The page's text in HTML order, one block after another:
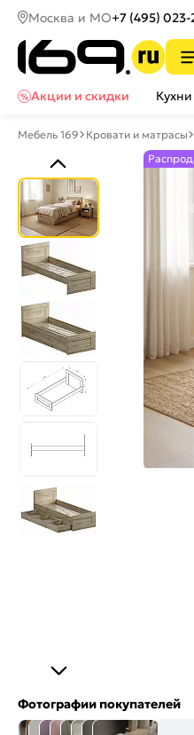
Москва и МО+7 (495)
Акции и скидки
Кухни
Мебель 169 Кровати и матрасы
Фотографии покупателей